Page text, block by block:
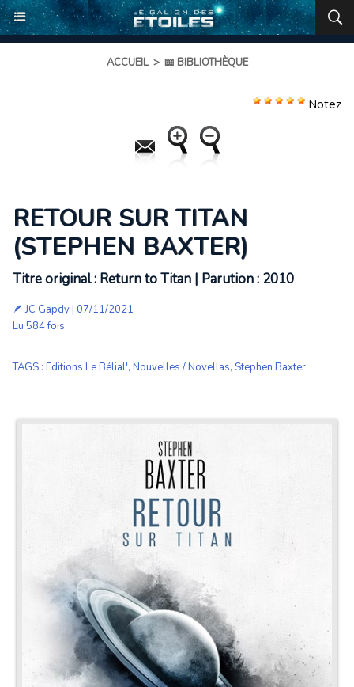
ACCUEIL > 📖 BIBLIOTHÈQUE
Notez
RETOUR SUR TITAN
(STEPHEN BAXTER)
Titre original : Return to Titan | Parution : 2010
🪶JC Gapdy| 07/11/2021
Lu 584 fois
TAGS : Editions Le Bélial', Nouvelles / Novellas, Stephen Baxter